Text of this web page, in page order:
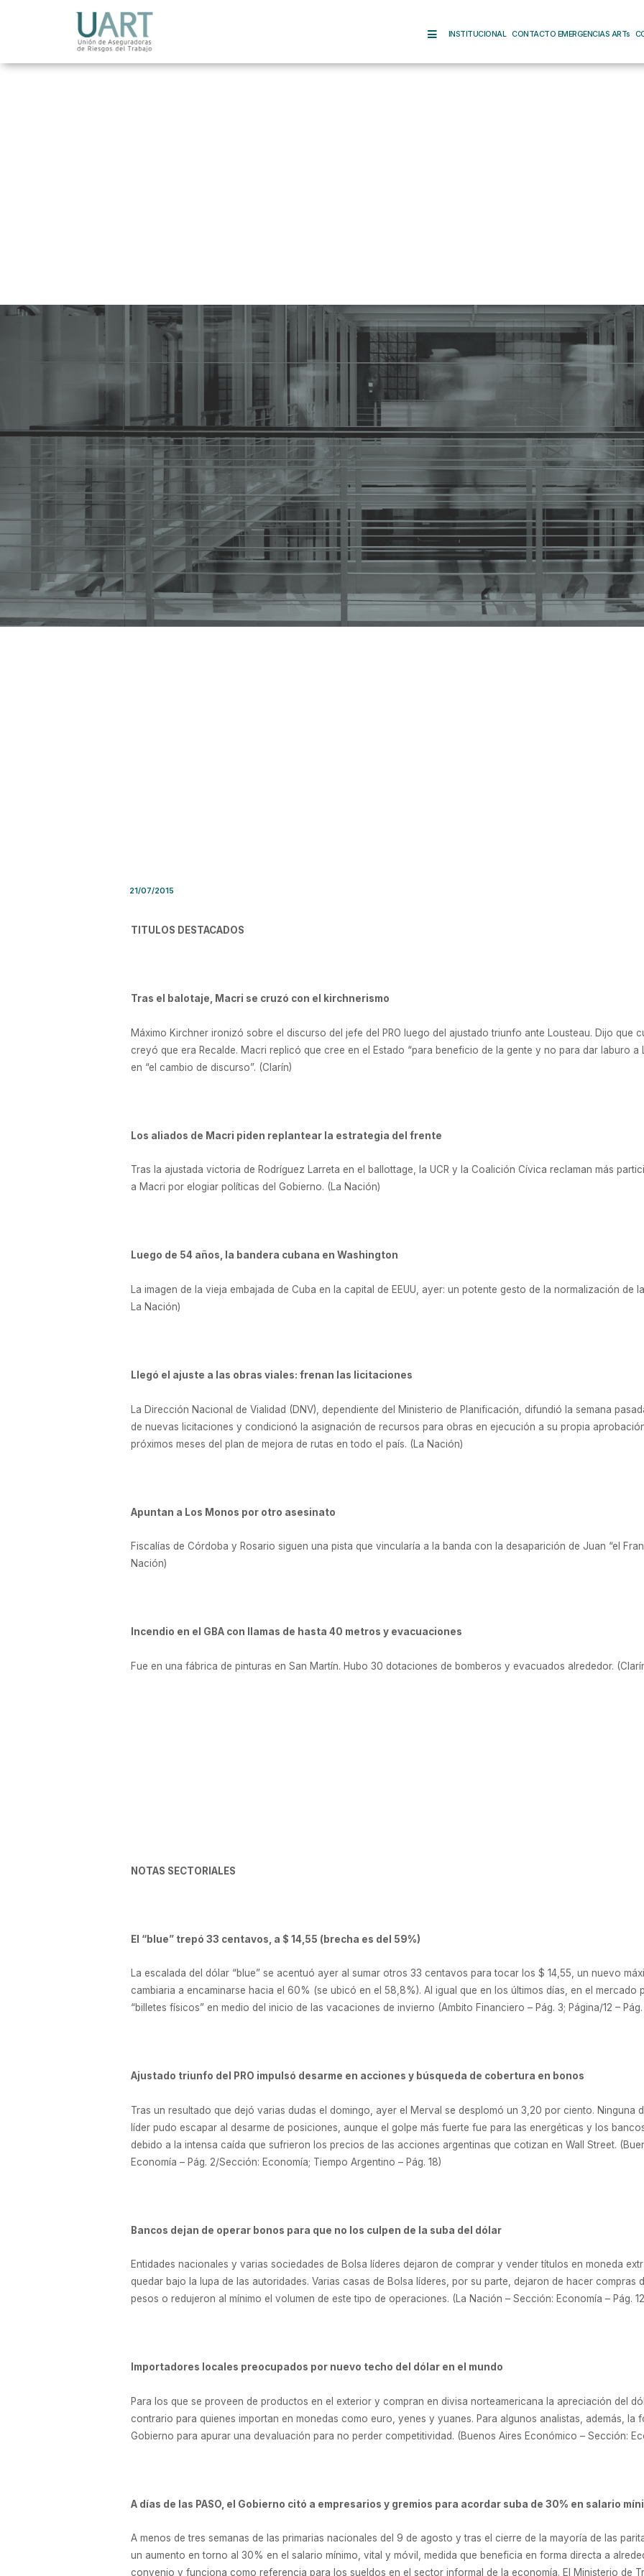
INSTITUCIONAL CONTACTO EMERGENCIAS ARTs
21/07/2015
TITULOS DESTACADOS
Tras el balotaje, Macri se cruzó con el kirchnerismo
Máximo Kirchner ironizó sobre el discurso del jefe del PRO luego del ajustado triunfo ante Lousteau. Dijo que
creyó que era Recalde. Macri replicó que cree en el Estado “para beneficio de la gente y no para dar laburo a
en “el cambio de discurso”. (Clarín)
Los aliados de Macri piden replantear la estrategia del frente
Tras la ajustada victoria de Rodríguez Larreta en el ballottage, la UCR y la Coalición Cívica reclaman más
a Macri por elogiar políticas del Gobierno. (La Nación)
Luego de 54 años, la bandera cubana en Washington
La imagen de la vieja embajada de Cuba en la capital de EEUU, ayer: un potente gesto de la normalización de
La Nación)
Llegó el ajuste a las obras viales: frenan las licitaciones
La Dirección Nacional de Vialidad (DNV), dependiente del Ministerio de Planificación, difundió la semana
de nuevas licitaciones y condicionó la asignación de recursos para obras en ejecución a su propia
próximos meses del plan de mejora de rutas en todo el país. (La Nación)
Apuntan a Los Monos por otro asesinato
Fiscalías de Córdoba y Rosario siguen una pista que vincularía a la banda con la desaparición de Juan “el
Nación)
Incendio en el GBA con llamas de hasta 40 metros y evacuaciones
Fue en una fábrica de pinturas en San Martín. Hubo 30 dotaciones de bomberos y evacuados alrededor.
NOTAS SECTORIALES
El “blue” trepó 33 centavos, a $ 14,55 (brecha es del 59%)
La escalada del dólar “blue” se acentuó ayer al sumar otros 33 centavos para tocar los $ 14,55, un nuevo
cambiaria a encaminarse hacia el 60% (se ubicó en el 58,8%). Al igual que en los últimos días, en el
“billetes físicos” en medio del inicio de las vacaciones de invierno (Ambito Financiero – Pág. 3; Página/12 – Pág.
Ajustado triunfo del PRO impulsó desarme en acciones y búsqueda de cobertura en bonos
Tras un resultado que dejó varias dudas el domingo, ayer el Merval se desplomó un 3,20 por ciento. Ninguna
líder pudo escapar al desarme de posiciones, aunque el golpe más fuerte fue para las energéticas y los
debido a la intensa caída que sufrieron los precios de las acciones argentinas que cotizan en Wall Street.
Economía – Pág. 2/Sección: Economía; Tiempo Argentino – Pág. 18)
Bancos dejan de operar bonos para que no los culpen de la suba del dólar
Entidades nacionales y varias sociedades de Bolsa líderes dejaron de comprar y vender títulos en moneda
quedar bajo la lupa de las autoridades. Varias casas de Bolsa líderes, por su parte, dejaron de hacer
pesos o redujeron al mínimo el volumen de este tipo de operaciones. (La Nación – Sección: Economía – Pág.
Importadores locales preocupados por nuevo techo del dólar en el mundo
Para los que se proveen de productos en el exterior y compran en divisa norteamericana la apreciación del
contrario para quienes importan en monedas como euro, yenes y yuanes. Para algunos analistas, además, la
Gobierno para apurar una devaluación para no perder competitividad. (Buenos Aires Económico – Sección:
A días de las PASO, el Gobierno citó a empresarios y gremios para acordar suba de 30% en salario
A menos de tres semanas de las primarias nacionales del 9 de agosto y tras el cierre de la mayoría de las
un aumento en torno al 30% en el salario mínimo, vital y móvil, medida que beneficia en forma directa a
convenio y funciona como referencia para los sueldos en el sector informal de la economía. El Ministerio de